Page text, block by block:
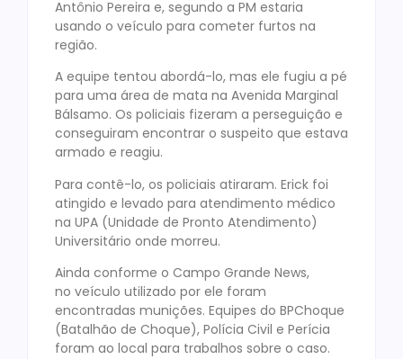
Antônio Pereira e, segundo a PM estaria
usando o veículo para cometer furtos na
região.
A equipe tentou abordá-lo, mas ele fugiu a pé
para uma área de mata na Avenida Marginal
Bálsamo. Os policiais fizeram a perseguição e
conseguiram encontrar o suspeito que estava
armado e reagiu.
Para contê-lo, os policiais atiraram. Erick foi
atingido e levado para atendimento médico
na UPA (Unidade de Pronto Atendimento)
Universitário onde morreu.
Ainda conforme o Campo Grande News,
no veículo utilizado por ele foram
encontradas munições. Equipes do BPChoque
(Batalhão de Choque), Polícia Civil e Perícia
foram ao local para trabalhos sobre o caso.